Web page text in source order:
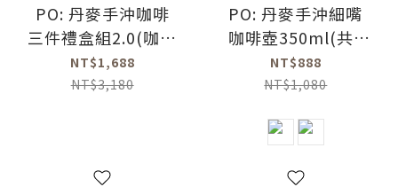
PO: 丹麥手沖咖啡
三件禮盒組2.0(咖啡
壺-共2色/玻璃杯
350ml-共4色/咖啡
NT$1,688
NT$3,180
PO: 丹麥手沖細嘴
咖啡壺350ml(共2
色)
NT$888
NT$1,080